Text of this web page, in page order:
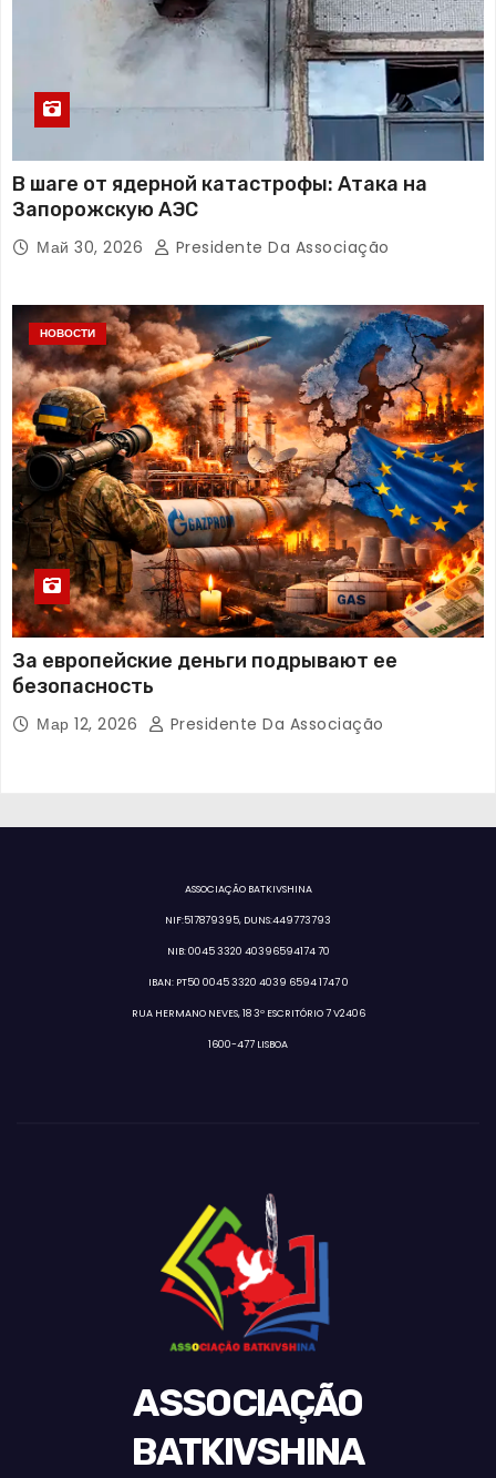
В шаге от ядерной катастрофы: Атака на
Запорожскую АЭС
Май 30, 2026 Presidente Da Associação
НОВОСТИ
За европейские деньги подрывают ее
безопасность
Мар 12, 2026 Presidente Da Associação
ASSOCIAÇÃO BATKIVSHINA
NIF:517879395, DUNS:449773793
NIB: 0045 3320 40396594174 70
IBAN: PT50 0045 3320 4039 6594 1747 0
RUA HERMANO NEVES, 18 3º ESCRITÓRIO 7 V2406
1600-477 LISBOA
ASSOCIAÇÃO
BATKIVSHINA